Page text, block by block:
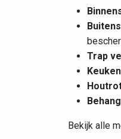
Trap
Bekijk alle